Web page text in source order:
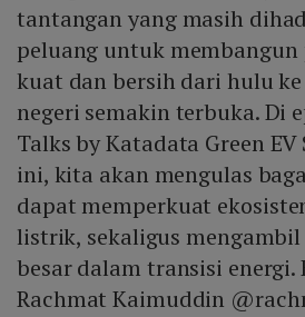
tantangan yang masih
peluang untuk membangun
kuat dan bersih dari hulu
negeri semakin terbuka. Di
Talks by Katadata Green
ini, kita akan mengulas
dapat memperkuat
listrik, sekaligus
besar dalam transisi energi.
Rachmat Kaimuddin